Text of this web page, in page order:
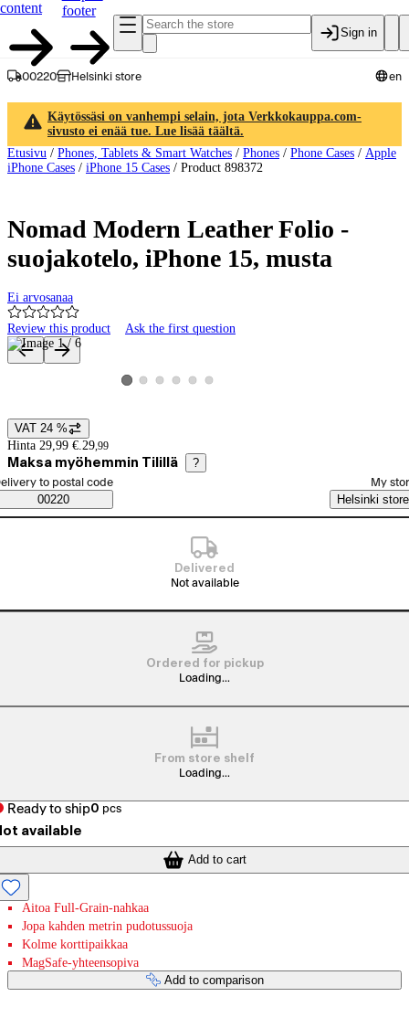
content
footer
Sign in
00220 Helsinki store en
Käytössäsi on vanhempi selain, jota Verkkokauppa.com-
sivusto ei enää tue. Lue lisää täältä.
Etusivu / Phones, Tablets & Smart Watches / Phones / Phone Cases / Apple
iPhone Cases / iPhone 15 Cases / Product 898372
Nomad Modern Leather Folio -
suojakotelo, iPhone 15, musta
Ei arvosanaa
Review this product Ask the first question
Product images and videos
View product image 1
View product image 2
View product image 3
View product image 4
View product image 5
View product image 6
Price details
VAT 24 %
Hinta 29,99 €. 29,99
Maksa myöhemmin Tilillä ?
Saatavuustiedot
order method
to postal code
00220
My
Helsinki store
Delivered
Not available
Ordered for pickup
Loading...
From store shelf
Loading...
Ready to ship0 pcs
available
Add to cart
Aitoa Full-Grain-nahkaa
Jopa kahden metrin pudotussuoja
Kolme korttipaikkaa
MagSafe-yhteensopiva
Add to comparison